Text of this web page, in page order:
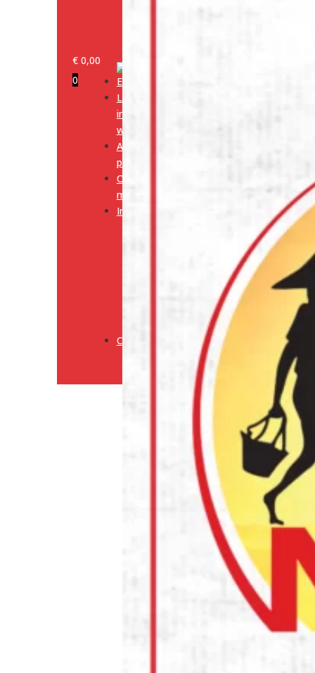
€ 0,00
0
Log
in/klant
worden
Alle
producten
Onze
merken
Informatie
Verzendingsbeleid
Retourneringsbeleid
Contact